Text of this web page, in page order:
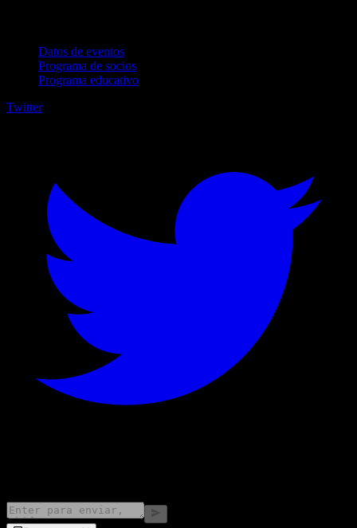
Datos de eventos
Programa de socios
Programa educativo
Twitter